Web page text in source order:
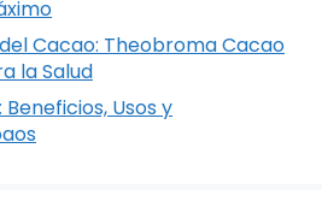
Cacao: Theobroma Cacao
la Salud
Usos y